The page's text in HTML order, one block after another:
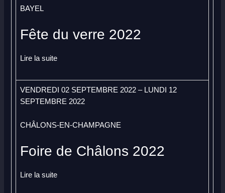
BAYEL
Fête du verre 2022
Lire la suite
VENDREDI 02 SEPTEMBRE 2022 – LUNDI 12
SEPTEMBRE 2022
CHÂLONS-EN-CHAMPAGNE
Foire de Châlons 2022
Lire la suite